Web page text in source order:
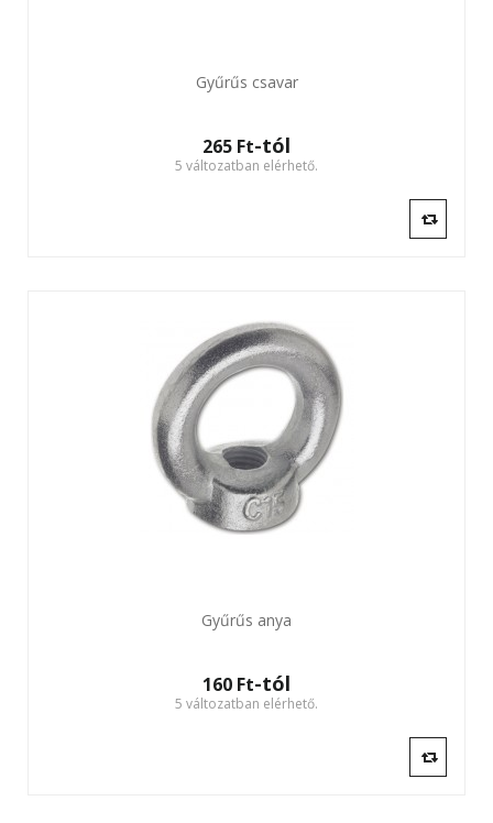
Gyűrűs csavar
265 Ft‎-tól
5 változatban elérhető.
Gyűrűs anya
160 Ft‎-tól
5 változatban elérhető.